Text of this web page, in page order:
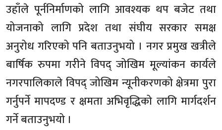
उहाँले पूर्ननिर्माणको लागि आवश्यक थप बजेट तथा
योजनाको लागि प्रदेश तथा संघीय सरकार समक्ष
अनुरोध गरिएको पनि बताउनुभयो । नगर प्रमुख खत्रीले
बार्षिक रुपमा गरीने विपद् जोखिम मूल्यांकन कार्यले
नगरपालिकाले विपद् जोखिम न्यूनीकरणको क्षेत्रमा पुरा
गर्नुपर्ने मापदण्ड र क्षमता अभिवृद्धिको लागि मार्गदर्शन
गर्ने बताउनुभयो ।